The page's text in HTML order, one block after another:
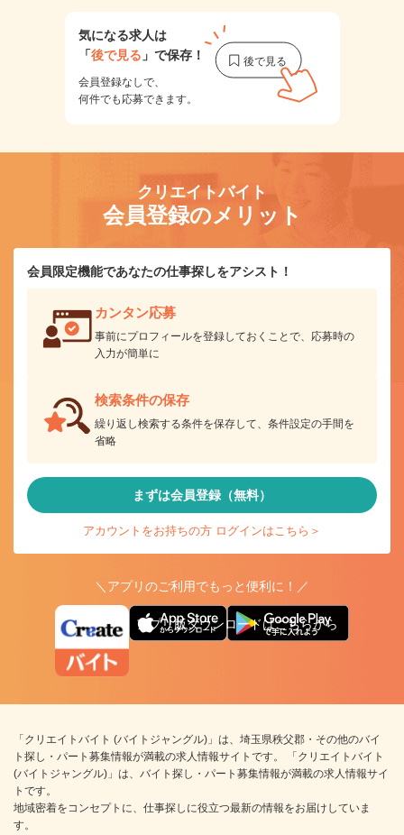
気になる求人は
「後で見る 」で保存！
会員登録なしで、
何件でも応募できます。
クリエイトバイト
会員登録のメリット
会員限定機能であなたの仕事探しをアシスト！
カンタン応募
事前にプロフィールを登録しておくことで、応募時の
入力が簡単に
検索条件の保存
繰り返し検索する条件を保存して、条件設定の手間を
省略
まずは会員登録（無料）
アカウントをお持ちの方 ログインはこちら＞
＼アプリのご利用でもっと便利に！／
アプリ版ダウンロードはこちらから
「クリエイトバイト (バイトジャングル)」は、埼玉県秩父郡・その他のバイ
ト探し・パート募集情報が満載の求人情報サイトです。 「クリエイトバイト
(バイトジャングル)」は、バイト探し・パート募集情報が満載の求人情報サイ
トです。
地域密着をコンセプトに、仕事探しに役立つ最新の情報をお届けしていま
す。